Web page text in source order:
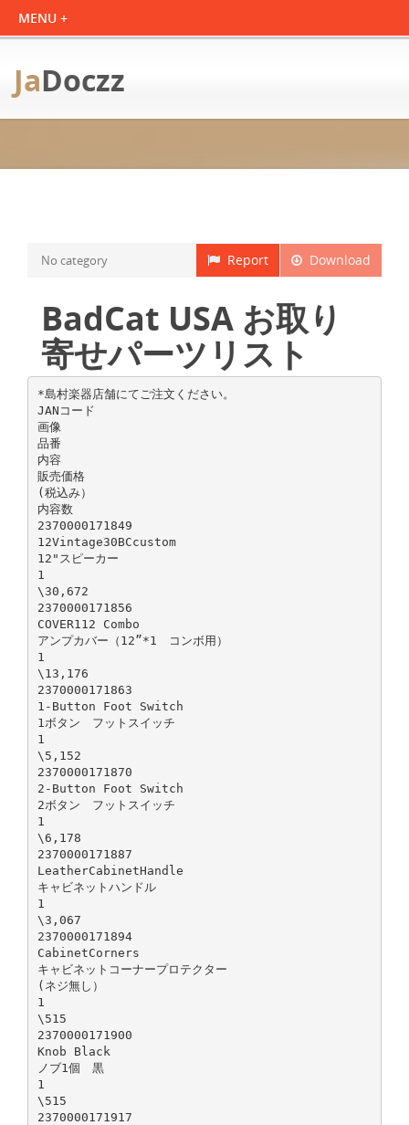
JaDoczz
Download
Report
No category
BadCat USA お取り
寄せパーツリスト
*島村楽器店舗にてご注文ください。
JANコード
画像
品番
内容
販売価格
(税込み）
内容数
2370000171849
12Vintage30BCcustom
12"スピーカー
1
\30,672
2370000171856
COVER112 Combo
アンプカバー（12”*1 コンボ用）
1
\13,176
2370000171863
1-Button Foot Switch
1ボタン フットスイッチ
1
\5,152
2370000171870
2-Button Foot Switch
2ボタン フットスイッチ
1
\6,178
2370000171887
LeatherCabinetHandle
キャビネットハンドル
1
\3,067
2370000171894
CabinetCorners
キャビネットコーナープロテクター
(ネジ無し）
1
\515
2370000171900
Knob Black
ノブ1個 黒
1
\515
2370000171917